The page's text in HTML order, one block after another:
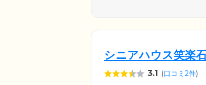
シニアハウス笑楽
3.1 (口コミ2件)